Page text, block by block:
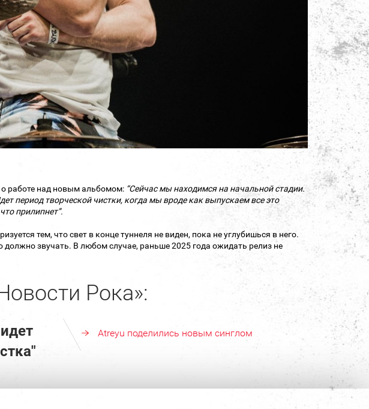
работе над новым альбомом: “Сейчас мы находимся на начальной стадии.
период творческой чистки, когда мы вроде как выпускаем все это
прилипнет”.
тем, что свет в конце туннеля не виден, пока не углубишься в него.
звучать. В любом случае, раньше 2025 года ожидать релиз не
Рока»:
Atreyu поделились новым синглом